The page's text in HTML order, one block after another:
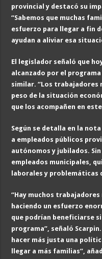
provincial y destacó su
“Sabemos que muchas
esfuerzo para llegar a fin
ayudan a aliviar esa
El legislador señaló que
alcanzado por el
similar. “Los trabajadores
peso de la situación
que los acompañen en
Según se detalla en la
a empleados públicos
autónomos y jubilados.
empleados municipales,
laborales y problemáticas
“Hay muchos
haciendo un esfuerzo
que podrían beneficiarse
programa”, señaló
hacer más justa una
llegar a más familias”,